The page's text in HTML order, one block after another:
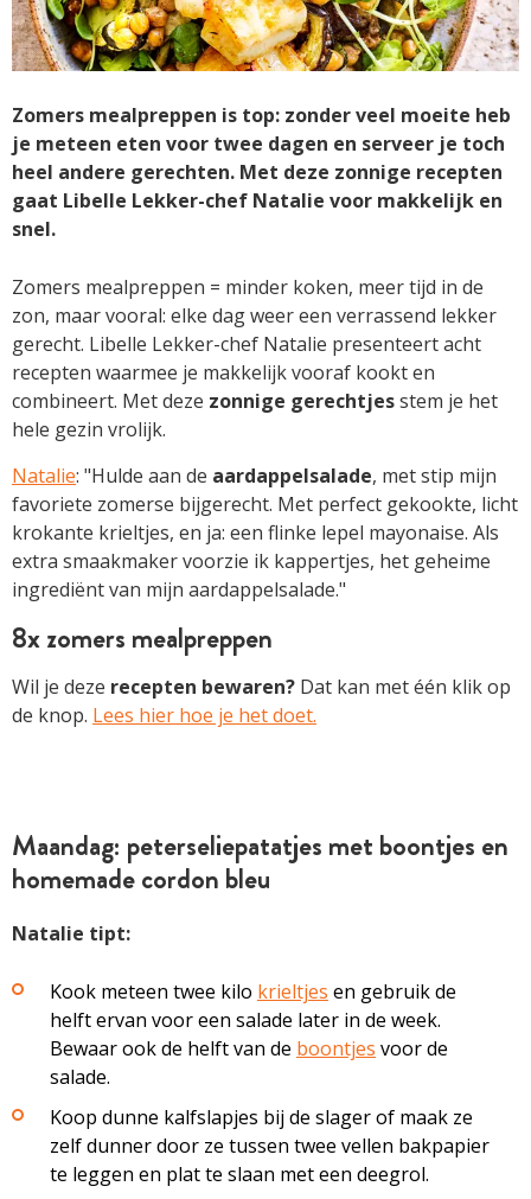
Zomers mealpreppen is top: zonder veel moeite heb
je meteen eten voor twee dagen en serveer je toch
heel andere gerechten. Met deze zonnige recepten
gaat Libelle Lekker-chef Natalie voor makkelijk en
snel.
Zomers mealpreppen = minder koken, meer tijd in de
zon, maar vooral: elke dag weer een verrassend lekker
gerecht. Libelle Lekker-chef Natalie presenteert acht
recepten waarmee je makkelijk vooraf kookt en
combineert. Met deze zonnige gerechtjesstem je het
hele gezin vrolijk.
Natalie: "Hulde aan de aardappelsalade, met stip mijn
favoriete zomerse bijgerecht. Met perfect gekookte, licht
krokante krieltjes, en ja: een flinke lepel mayonaise. Als
extra smaakmaker voorzie ik kappertjes, het geheime
ingrediënt van mijn aardappelsalade."
8x zomers mealpreppen
Wil je deze recepten bewaren? Dat kan met één klik op
de knop. Lees hier hoe je het doet.
Maandag: peterseliepatatjes met boontjes en
homemade cordon bleu
Natalie tipt:
Kook meteen twee kilo krieltjes en gebruik de
helft ervan voor een salade later in de week.
Bewaar ook de helft van de boontjes voor de
salade.
Koop dunne kalfslapjes bij de slager of maak ze
zelf dunner door ze tussen twee vellen bakpapier
te leggen en plat te slaan met een deegrol.